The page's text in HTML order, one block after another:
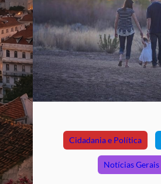
Cidadania e Política
Notícias Gerais